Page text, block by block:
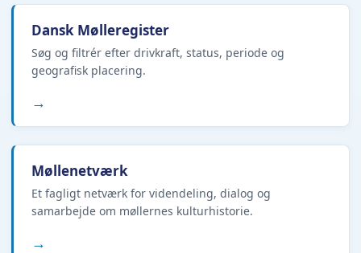
Dansk Mølleregister
Søg og filtrér efter drivkraft, status, periode og
geografisk placering.
→
Møllenetværk
Et fagligt netværk for videndeling, dialog og
samarbejde om møllernes kulturhistorie.
→